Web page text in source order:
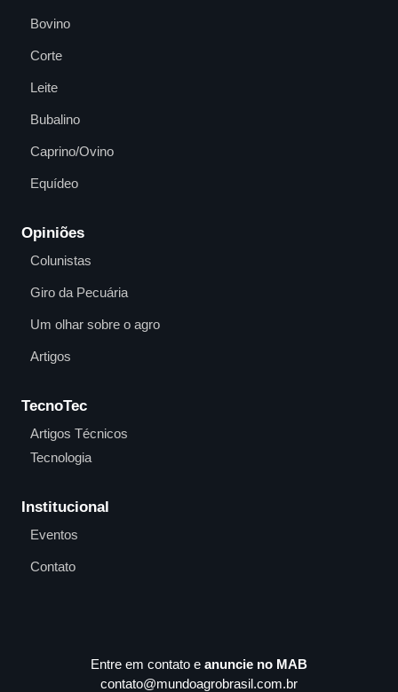
Bovino
Corte
Leite
Bubalino
Caprino/Ovino
Equídeo
Opiniões
Colunistas
Giro da Pecuária
Um olhar sobre o agro
Artigos
TecnoTec
Artigos Técnicos
Tecnologia
Institucional
Eventos
Contato
Entre em contato e anuncie no MAB
contato@mundoagrobrasil.com.br